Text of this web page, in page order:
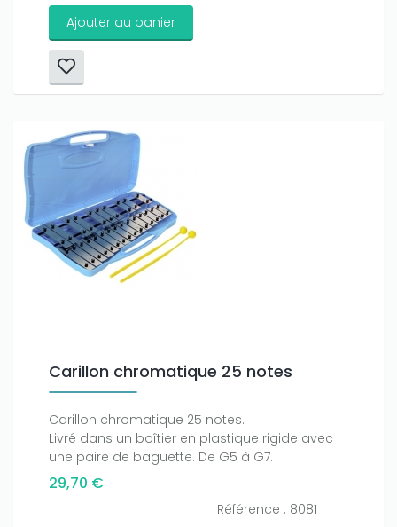
Ajouter au panier
Carillon chromatique 25 notes
Carillon chromatique 25 notes.
Livré dans un boîtier en plastique rigide avec
une paire de baguette. De G5 à G7.
29,70 €
Référence : 8081